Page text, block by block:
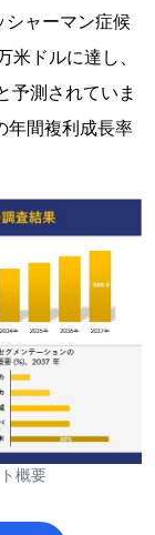
ャーマン症候
ドルに達し、
予測されていま
年間複利成長率
概要